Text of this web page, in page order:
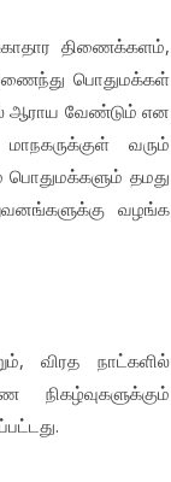
திணைக்களம்,
பொதுமக்கள்
ஆராய வேண்டும் என
வரும்
தமது
வழங்க
விரத நாட்களில்